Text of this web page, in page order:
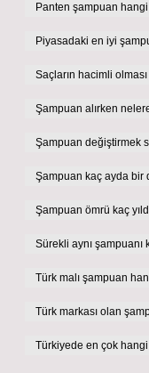
Panten şampuan
Piyasadaki en iyi
Saçların hacimli
Şampuan alırken
Şampuan değiştirmek
Şampuan kaç ayda bir
Şampuan ömrü kaç
Sürekli aynı
Türk malı şampuan
Türk markası olan
Türkiyede en çok hangi